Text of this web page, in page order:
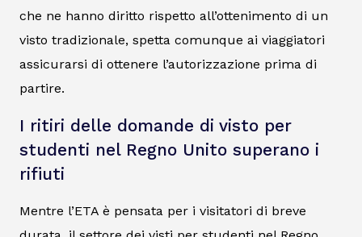
che ne hanno diritto rispetto all’ottenimento di un
visto tradizionale, spetta comunque ai viaggiatori
assicurarsi di ottenere l’autorizzazione prima di
partire.
I ritiri delle domande di visto per
studenti nel Regno Unito superano i
rifiuti
Mentre l’ETA è pensata per i visitatori di breve